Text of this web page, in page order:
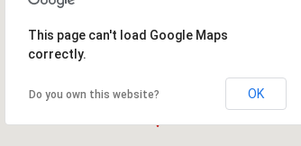
This page can't load Google Maps
correctly.
Do you own this website? OK